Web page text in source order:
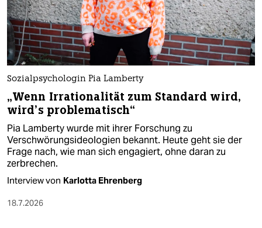
Sozialpsychologin Pia Lamberty
„Wenn Irrationalität zum Standard wird,
wird’s problematisch“
Pia Lamberty wurde mit ihrer Forschung zu
Verschwörungsideologien bekannt. Heute geht sie der
Frage nach, wie man sich engagiert, ohne daran zu
zerbrechen.
Interview von Karlotta Ehrenberg
18.7.2026